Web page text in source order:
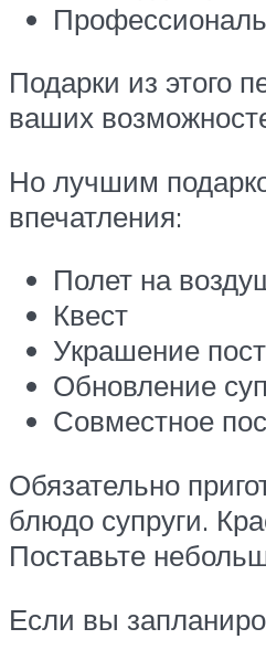
Подарки из этого
ваших
Но лучшим
впечатления:
Полет на
Квест
Украшение
Обновление
Совместное
Обязательно
блюдо супруги.
Поставьте
Если вы